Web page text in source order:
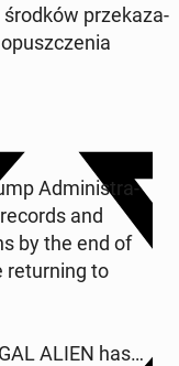
środków prze­ka­za­
Ad­mi­ni­stra­
and
by the end of
re­tur­ning to
ALIEN has…